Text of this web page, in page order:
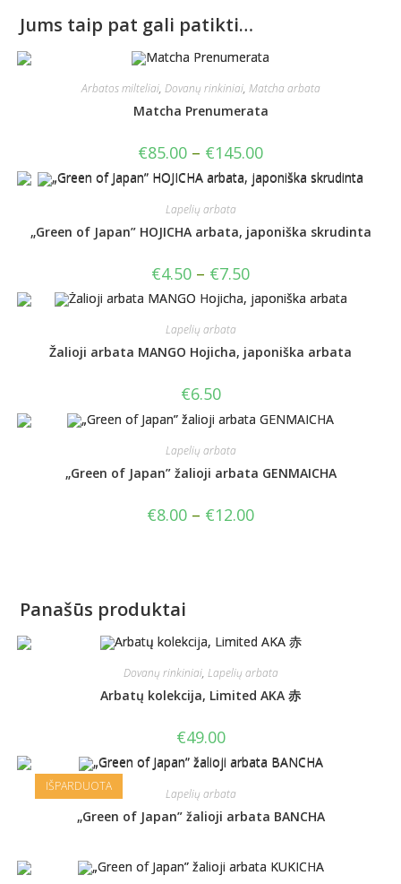
Jums taip pat gali patikti…
Arbatos milteliai, Dovanų rinkiniai, Matcha arbata
Matcha Prenumerata
€85.00 – €145.00
Lapelių arbata
„Green of Japan” HOJICHA arbata, japoniška skrudinta
€4.50 – €7.50
Lapelių arbata
Žalioji arbata MANGO Hojicha, japoniška arbata
€6.50
Lapelių arbata
„Green of Japan” žalioji arbata GENMAICHA
€8.00 – €12.00
Panašūs produktai
Dovanų rinkiniai, Lapelių arbata
Arbatų kolekcija, Limited AKA 赤
€49.00
IŠPARDUOTA Lapelių arbata
„Green of Japan” žalioji arbata BANCHA